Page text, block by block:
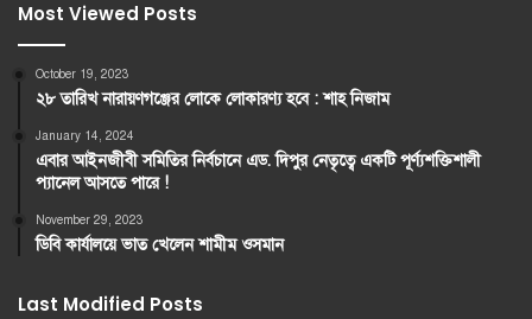
Most Viewed Posts
October 19, 2023
২৮ তারিখ নারায়ণগঞ্জের লোকে লোকারণ্য হবে : শাহ নিজাম
January 14, 2024
এবার আইনজীবী সমিতির নির্বচানে এড. দিপুর নেতৃত্বে একটি পূর্ণ্যশক্তিশালী
প্যানেল আসতে পারে !
November 29, 2023
ডিবি কার্যালয়ে ভাত খেলেন শামীম ওসমান
Last Modified Posts